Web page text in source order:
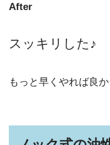
After
スッキリした♪
もっと早くやれば良か